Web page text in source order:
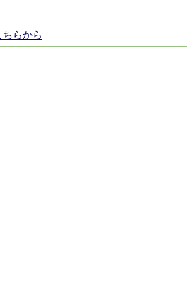
らから